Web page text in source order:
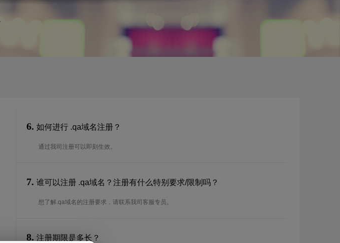
6. 如何进行 .qa域名注册？
通过我司注册可以即刻生效。
7. 谁可以注册 .qa域名？注册有什么特别要求/限制吗？
想了解.qa域名的注册要求，请联系我司客服专员。
8. 注册期限是多长？